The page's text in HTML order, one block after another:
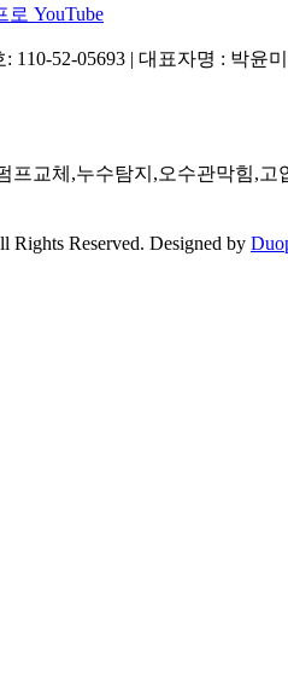
로 YouTube
110-52-05693 | 대표자명 : 박윤
프교체,누수탐지,오수관막힘,고
Reserved. Designed by